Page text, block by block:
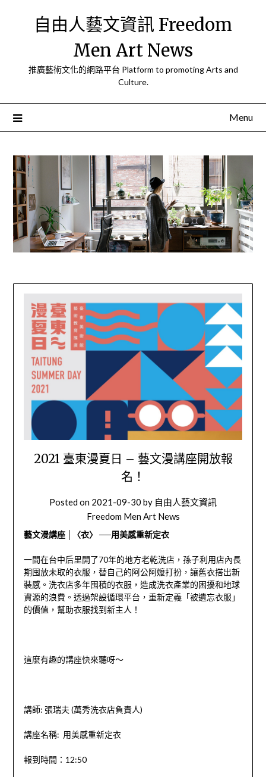
自由人藝文資訊 Freedom
Men Art News
推廣藝術文化的網路平台 Platform to promoting Arts and
Culture.
Menu
2021 臺東漫夏日 – 藝文漫講座開放報
名！
Posted on 2021-09-30 by 自由人藝文資訊
Freedom Men Art News
藝文漫講座 │〈衣〉 ──用美感重新定衣
一間在台中后里開了70年的地方老乾洗店，孫子利用店內長
期囤放未取的衣服，替自己的阿公阿嬤打扮，讓舊衣搭出新
裝感。洗衣店多年囤積的衣服，造成洗衣產業的困擾和地球
資源的浪費。透過架設循環平台，重新定義「被遺忘衣服」
的價值，幫助衣服找到新主人！
這麼有趣的講座快來聽呀～
講師: 張瑞夫(萬秀洗衣店負責人)
講座名稱: 用美感重新定衣
報到時間： 12:50